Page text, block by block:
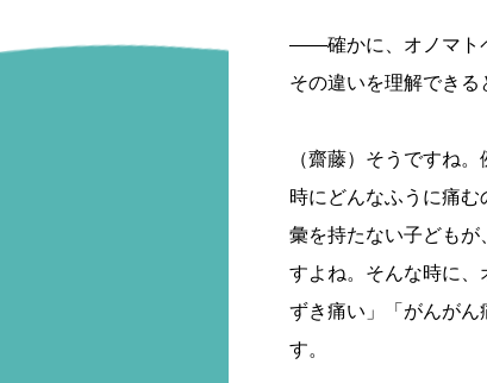
――確かに、オノマト
その違いを理解できる
（齋藤）そうですね
時にどんなふうに痛
彙を持たない子ども
すよね。そんな時に、
ずき痛い」「がんがん
す。